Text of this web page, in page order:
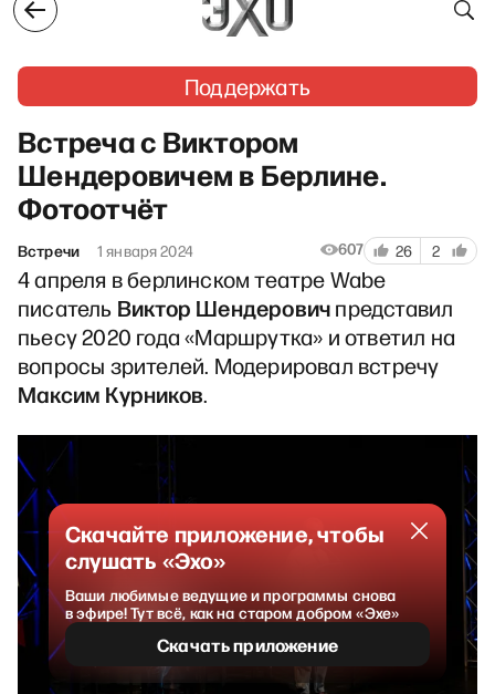
Поддержать
Встреча с Виктором
Шендеровичем в Берлине.
Фотоотчёт
Встречи 1 января 2024 607 26 2
4 апреля в берлинском театре Wabe
писатель Виктор Шендеровичпредставил
пьесу 2020 года «Маршрутка» и ответил на
вопросы зрителей. Модерировал встречу
Максим Курников.
Скачайте приложение, чтобы
слушать «Эхо»
Ваши любимые ведущие и программы снова
в эфире! Тут всё, как на старом добром «Эхе»
Скачать приложение